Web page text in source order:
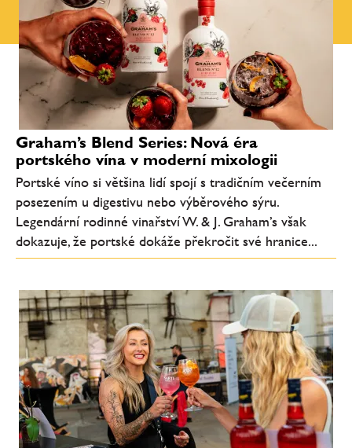
Graham’s Blend Series: Nová éra
portského vína v moderní mixologii
Portské víno si většina lidí spojí s tradičním večerním
posezením u digestivu nebo výběrového sýru.
Legendární rodinné vinařství W. & J. Graham’s však
dokazuje, že portské dokáže překročit své hranice...